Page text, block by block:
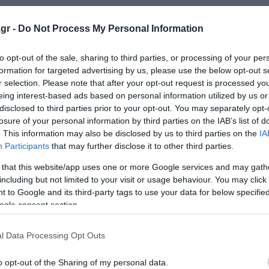
- Do Not Process My Personal Information
opt-out of the sale, sharing to third parties, or processing of your
for targeted advertising by us, please use the below opt-out
selection. Please note that after your opt-out request is processed
interest-based ads based on personal information utilized by us
to third parties prior to your opt-out. You may separately
of your personal information by third parties on the IAB’s list of
This information may also be disclosed by us to third parties on the
Participants that may further disclose it to other third parties.
that this website/app uses one or more Google services and may
but not limited to your visit or usage behaviour. You may
to Google and its third-party tags to use your data for below
consent section.
Data Processing Opt Outs
opt-out of the Sharing of my personal data.
γύρω από όσα συνέβησαν. Η ίδια η πριγκίπισσα
με το οποίο συμφωνώ», σημείωσε.
τον Επσταϊν «πολύ γοητευτικό», «καλόκαρδο»
στενή επαφή την περίοδο 2011–2014, χρόνια αφότου
την εξώθηση ανηλίκου σε πορνεία στη Φλόριντα.
διάδοχο του θρόνου της Νορβηγίας, το 2001. Τον
αν ήταν «απρεπές για μια μητέρα να προτείνει
για τον υπολογιστή του 15χρονου γιου» της. Λίγο
βρισκόταν σε «αναζήτηση συζύγου» στο Παρίσι,
και ότι «οι Σκανδιναβές είναι προτιμότερες»